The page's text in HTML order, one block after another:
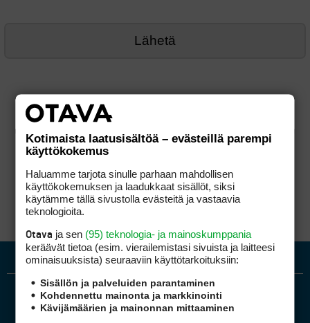
Kotimaista laatusisältöä – evästeillä parempi
käyttökokemus
Haluamme tarjota sinulle parhaan mahdollisen
käyttökokemuksen ja laadukkaat sisällöt, siksi
käytämme tällä sivustolla evästeitä ja vastaavia
teknologioita.
Otava ja sen (95) teknologia- ja mainoskumppania
keräävät tietoa (esim. vierailemis­tasi sivuista ja laitteesi
ominaisuuk­sista) seuraaviin käyttötarkoituksiin:
Sisällön ja palveluiden parantaminen
Kohdennettu mainonta ja markkinointi
Kävijämäärien ja mainonnan mittaaminen